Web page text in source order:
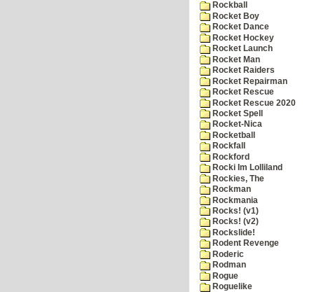
Rockball
Rocket Boy
Rocket Dance
Rocket Hockey
Rocket Launch
Rocket Man
Rocket Raiders
Rocket Repairman
Rocket Rescue
Rocket Rescue 2020
Rocket Spell
Rocket-Nica
Rocketball
Rockfall
Rockford
Rocki Im Lolliland
Rockies, The
Rockman
Rockmania
Rocks! (v1)
Rocks! (v2)
Rockslide!
Rodent Revenge
Roderic
Rodman
Rogue
Roguelike